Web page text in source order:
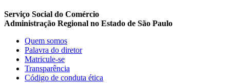
Serviço Social do Comércio
Administração Regional no Estado de São Paulo
Quem somos
Palavra do diretor
Matricule-se
Transparência
Código de conduta ética